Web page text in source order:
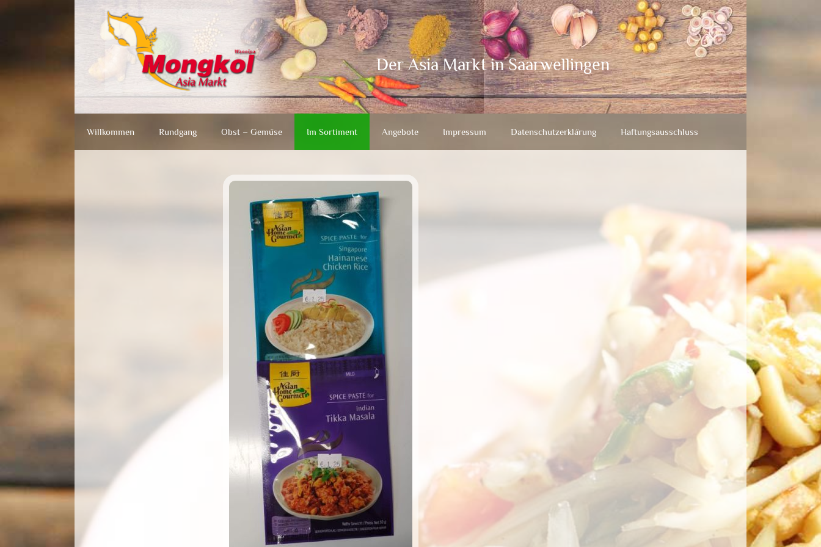
Der Asia Markt in Saarwellingen
Willkommen Rundgang Obst – Gemüse Im Sortiment Angebote Impressum Datenschutzerklärung Haftungsausschluss